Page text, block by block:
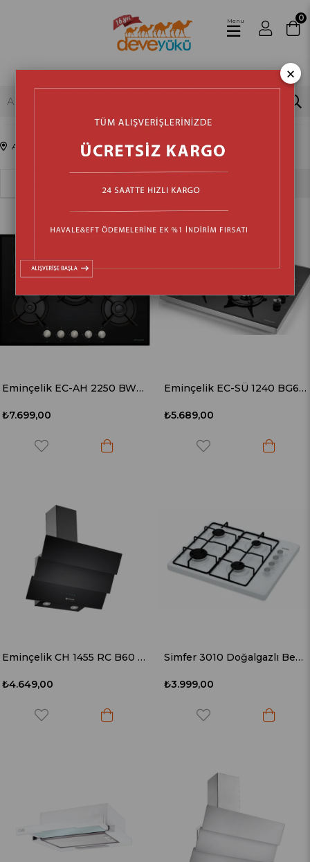
0
Menu
Anasayfa Beyaz Eşya & Ankastre
Eminçelik EC-AH 2250 BW BG70 (22 385) Ankastre 70 cm Siyah Cam Ocak (Woklu)
₺7.699,00
Eminçelik EC-SÜ 1240 BG60 (12 125) Set Üstü Siyah Cam Ocak
₺5.689,00
Eminçelik CH 1455 RC B60 60 CM Siyah Cam Duvar Tipi Davlumbaz
₺4.649,00
Simfer 3010 Doğalgazlı Beyaz Set Üstü Ocak
₺3.999,00
×